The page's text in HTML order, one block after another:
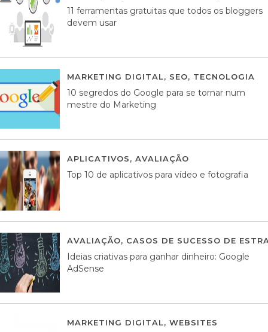
11 ferramentas gratuitas que todos os bloggers
devem usar
MARKETING DIGITAL, SEO, TECNOLOGIA
10 segredos do Google para se tornar num
mestre do Marketing
APLICATIVOS, AVALIAÇÃO
Top 10 de aplicativos para vídeo e fotografia
AVALIAÇÃO, CASOS DE SUCESSO DE
Ideias criativas para ganhar dinheiro: Google
AdSense
MARKETING DIGITAL, WEBSITES